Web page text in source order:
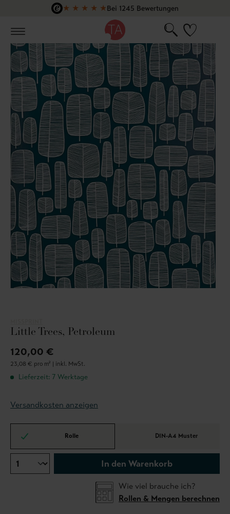
Zum Hauptinhalt springen
★ ★ ★ ★ ★Bei 1245 Bewertungen
Little Trees, Petroleum
120,00 €
23,08 € pro m² | inkl. MwSt.
Lieferzeit: 7 Werktage
Versandkosten anzeigen
Rolle DIN-A4 Muster
In den Warenkorb
Wie viel brauche ich?
Rollen & Mengen berechnen